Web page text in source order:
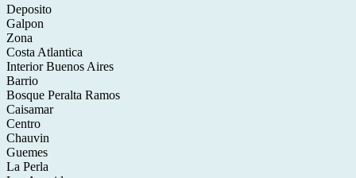
Deposito
Galpon
Zona
Costa Atlantica
Interior Buenos Aires
Barrio
Bosque Peralta Ramos
Caisamar
Centro
Chauvin
Guemes
La Perla